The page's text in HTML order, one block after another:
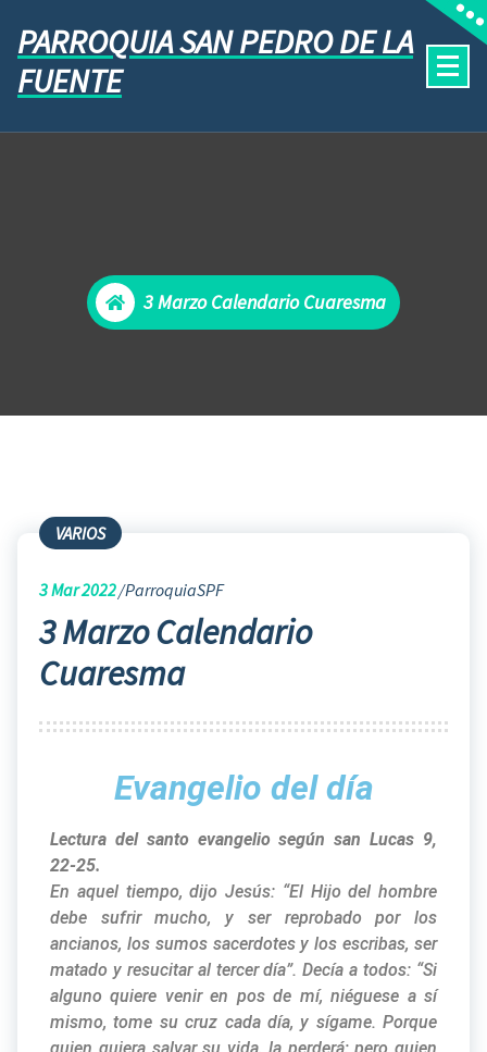
PARROQUIA SAN PEDRO DE LA
FUENTE
3 Marzo Calendario Cuaresma
VARIOS
3Mar 2022 ParroquiaSPF
3 Marzo Calendario
Cuaresma
Evangelio del día
Lectura del santo evangelio según san Lucas 9,
22-25.
En aquel tiempo, dijo Jesús: “El Hijo del hombre
debe sufrir mucho, y ser reprobado por los
ancianos, los sumos sacerdotes y los escribas, ser
matado y resucitar al tercer día”. Decía a todos: “Si
alguno quiere venir en pos de mí, niéguese a sí
mismo, tome su cruz cada día, y sígame. Porque